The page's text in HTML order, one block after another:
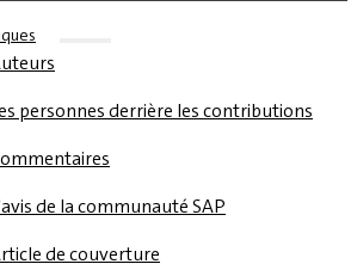
personnes derrière les contributions
de la communauté SAP
de couverture